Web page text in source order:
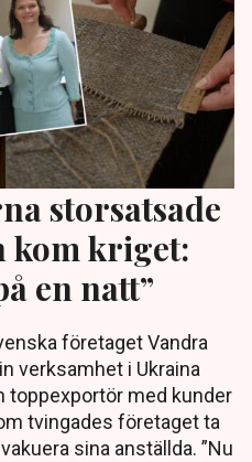
storsatsade
kom kriget:
en natt”
företaget Vandra
verksamhet i Ukraina
toppexportör med kunder
tvingades företaget ta
sina anställda. ”Nu